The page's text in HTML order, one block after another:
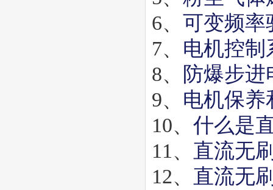
6、 可变频率
7、 电机控制
8、
防爆步进
9、 电机保养
10、 什么是
11、 直流无
12、 直流无